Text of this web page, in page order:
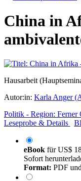
China in
Hausarbeit
Autor:in: Karla Anger
Politik - Region: Ferner
Leseprobe & Details
eBook fürUS$
Sofort
Format: PDF